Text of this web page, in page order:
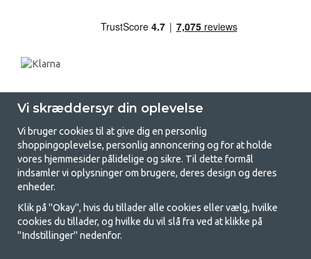
GetCamping.dk - Din butik for
camping og friluftsliv
Camping kan enten være en livsstil eller en måde at samle familien på til
et fælles eventyr. Uanset hvilken kategori du tilhører, finder du alt, du
Vi skræddersyr din oplevelse
Vi bruger cookies til at give dig en personlig
shoppingoplevelse, personlig annoncering og for at holde
vores hjemmesider pålidelige og sikre. Til dette formål
indsamler vi oplysninger om brugere, deres design og deres
enheder.
Klik på "Okay", hvis du tillader alle cookies eller vælg, hvilke
cookies du tillader, og hvilke du vil slå fra ved at klikke på
"Indstillinger" nedenfor.